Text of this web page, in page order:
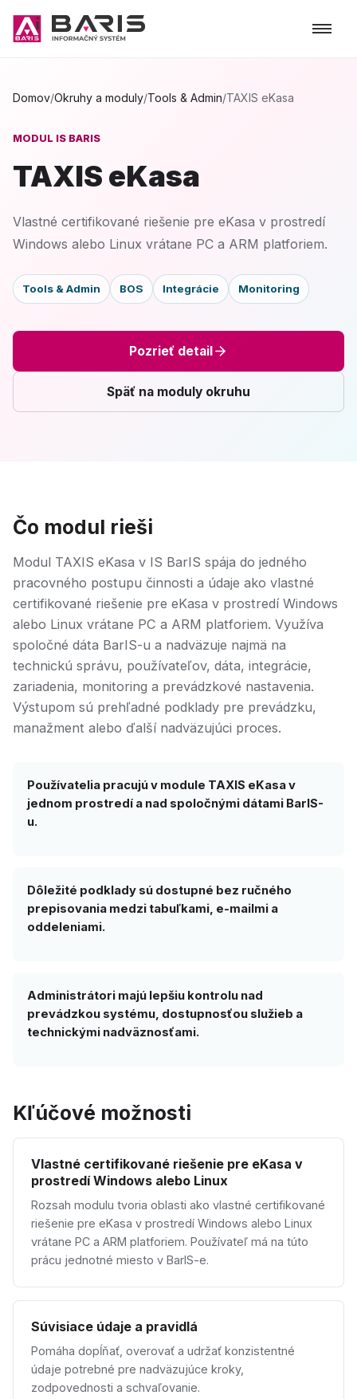
Domov/Okruhy a moduly/Tools & Admin/TAXIS eKasa
MODUL IS BARIS
TAXIS eKasa
Vlastné certifikované riešenie pre eKasa v prostredí
Windows alebo Linux vrátane PC a ARM platforiem.
Tools & Admin BOS Integrácie Monitoring
Pozrieť detail
Späť na moduly okruhu
Čo modul rieši
Modul TAXIS eKasa v IS BarIS spája do jedného
pracovného postupu činnosti a údaje ako vlastné
certifikované riešenie pre eKasa v prostredí Windows
alebo Linux vrátane PC a ARM platforiem. Využíva
spoločné dáta BarIS-u a nadväzuje najmä na
technickú správu, používateľov, dáta, integrácie,
zariadenia, monitoring a prevádzkové nastavenia.
Výstupom sú prehľadné podklady pre prevádzku,
manažment alebo ďalší nadväzujúci proces.
Používatelia pracujú v module TAXIS eKasa v
jednom prostredí a nad spoločnými dátami BarIS-
u.
Dôležité podklady sú dostupné bez ručného
prepisovania medzi tabuľkami, e-mailmi a
oddeleniami.
Administrátori majú lepšiu kontrolu nad
prevádzkou systému, dostupnosťou služieb a
technickými nadväznosťami.
Kľúčové možnosti
Vlastné certifikované riešenie pre eKasa v
prostredí Windows alebo Linux
Rozsah modulu tvoria oblasti ako vlastné certifikované
riešenie pre eKasa v prostredí Windows alebo Linux
vrátane PC a ARM platforiem. Používateľ má na túto
prácu jednotné miesto v BarIS-e.
Súvisiace údaje a pravidlá
Pomáha dopĺňať, overovať a udržať konzistentné
údaje potrebné pre nadväzujúce kroky,
zodpovednosti a schvaľovanie.